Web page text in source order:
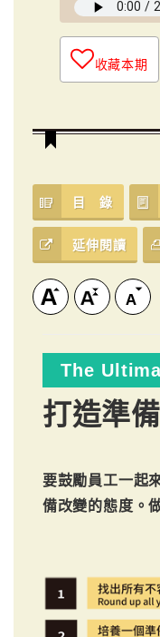
收藏本期
目 錄
延伸閱讀
The
打造準
要鼓勵員工一起
備改變的態度。